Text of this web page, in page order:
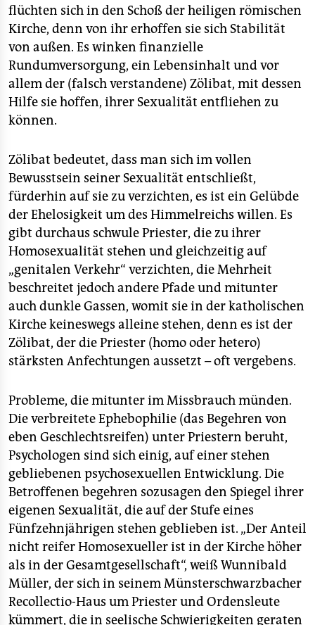
flüchten sich in den Schoß der heiligen römischen
Kirche, denn von ihr erhoffen sie sich Stabilität
von außen. Es winken finanzielle
Rundumversorgung, ein Lebensinhalt und vor
allem der (falsch verstandene) Zölibat, mit dessen
Hilfe sie hoffen, ihrer Sexualität entfliehen zu
können.
Zölibat bedeutet, dass man sich im vollen
Bewusstsein seiner Sexualität entschließt,
fürderhin auf sie zu verzichten, es ist ein Gelübde
der Ehelosigkeit um des Himmelreichs willen. Es
gibt durchaus schwule Priester, die zu ihrer
Homosexualität stehen und gleichzeitig auf
„genitalen Verkehr“ verzichten, die Mehrheit
beschreitet jedoch andere Pfade und mitunter
auch dunkle Gassen, womit sie in der katholischen
Kirche keineswegs alleine stehen, denn es ist der
Zölibat, der die Priester (homo oder hetero)
stärksten Anfechtungen aussetzt – oft vergebens.
Probleme, die mitunter im Missbrauch münden.
Die verbreitete Ephebophilie (das Begehren von
eben Geschlechtsreifen) unter Priestern beruht,
Psychologen sind sich einig, auf einer stehen
gebliebenen psychosexuellen Entwicklung. Die
Betroffenen begehren sozusagen den Spiegel ihrer
eigenen Sexualität, die auf der Stufe eines
Fünfzehnjährigen stehen geblieben ist. „Der Anteil
nicht reifer Homosexueller ist in der Kirche höher
als in der Gesamtgesellschaft“, weiß Wunnibald
Müller, der sich in seinem Münsterschwarzbacher
Recollectio-Haus um Priester und Ordensleute
kümmert, die in seelische Schwierigkeiten geraten